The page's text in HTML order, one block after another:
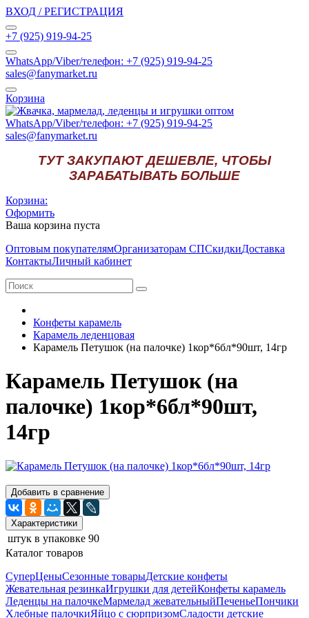
ВХОД / РЕГИСТРАЦИЯ
+7 (925) 919-94-25
WhatsApp/Viber/телефон: +7 (925) 919-94-25
sales@fanymarket.ru
Корзина
WhatsApp/Viber/телефон: +7 (925) 919-94-25
sales@fanymarket.ru
ТУТ ЗАКУПАЮТ ДЕШЕВЛЕ, ЧТОБЫ
ЗАРАБАТЫВАТЬ БОЛЬШЕ
Корзина:
Оформить
Ваша корзина пуста
Оптовым покупателямОрганизаторам СПСкидкиДоставка
КонтактыЛичный кабинет
Конфеты карамель
Карамель леденцовая
Карамель Петушок (на палочке) 1кор*6бл*90шт, 14гр
Карамель Петушок (на
палочке) 1кор*6бл*90шт,
14гр
Добавить в сравнение
Характеристики
штук в упаковке 90
Каталог товаров
СуперЦеныСезонные товарыДетские конфеты
Жевательная резинкаИгрушки для детейКонфеты карамель
Леденцы на палочкеМармелад жевательныйПеченьеПончики
Хлебные палочкиЯйцо с сюрпризомСладости детские